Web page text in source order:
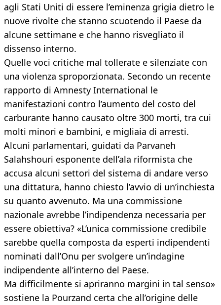
agli Stati Uniti di essere l’eminenza grigia dietro le
nuove rivolte che stanno scuotendo il Paese da
alcune settimane e che hanno risvegliato il
dissenso interno.
Quelle voci critiche mal tollerate e silenziate con
una violenza sproporzionata. Secondo un recente
rapporto di Amnesty International le
manifestazioni contro l’aumento del costo del
carburante hanno causato oltre 300 morti, tra cui
molti minori e bambini, e migliaia di arresti.
Alcuni parlamentari, guidati da Parvaneh
Salahshouri esponente dell’ala riformista che
accusa alcuni settori del sistema di andare verso
una dittatura, hanno chiesto l’avvio di un’inchiesta
su quanto avvenuto. Ma una commissione
nazionale avrebbe l’indipendenza necessaria per
essere obiettiva? «L’unica commissione credibile
sarebbe quella composta da esperti indipendenti
nominati dall’Onu per svolgere un’indagine
indipendente all’interno del Paese.
Ma difficilmente si apriranno margini in tal senso»
sostiene la Pourzand certa che all’origine delle